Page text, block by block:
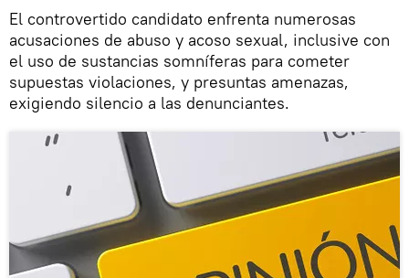
El controvertido candidato enfrenta numerosas
acusaciones de abuso y acoso sexual, inclusive con
el uso de sustancias somníferas para cometer
supuestas violaciones, y presuntas amenazas,
exigiendo silencio a las denunciantes.